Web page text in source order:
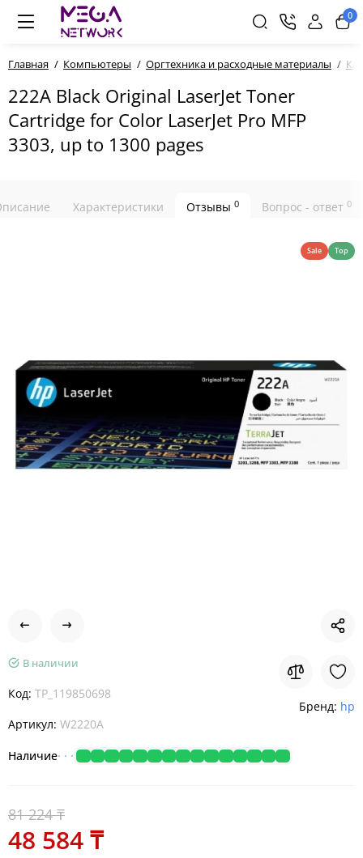
0
Главная Компьютеры Оргтехника и расходные материалы
222A Black Original LaserJet Toner
Cartridge for Color LaserJet Pro MFP
3303, up to 1300 pages
Характеристики Отзывы 0 Вопрос - ответ 0
Sale Top
В наличии
Код: TP_119850698
Артикул: W2220A
Наличие
Бренд: hp
81 224 ₸
48 584 ₸